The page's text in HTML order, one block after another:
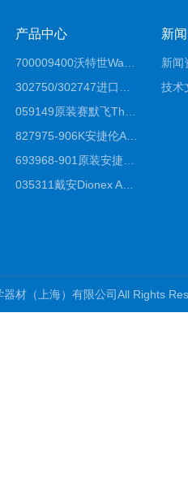
产品中心
827975-906K安捷伦Agilent原装ZORBAX液相色谱柱*
035311戴安Dionex AS4分析柱阴离子交换色谱柱厂家
新
新闻
技术
器材（上海）有限公司All Rights